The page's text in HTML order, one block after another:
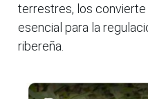
terrestres, los
esencial para la
ribereña.